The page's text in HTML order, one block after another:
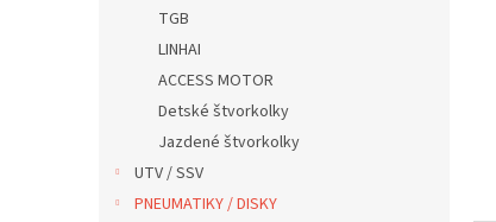
TGB
LINHAI
ACCESS MOTOR
Detské štvorkolky
Jazdené štvorkolky
UTV / SSV
PNEUMATIKY / DISKY